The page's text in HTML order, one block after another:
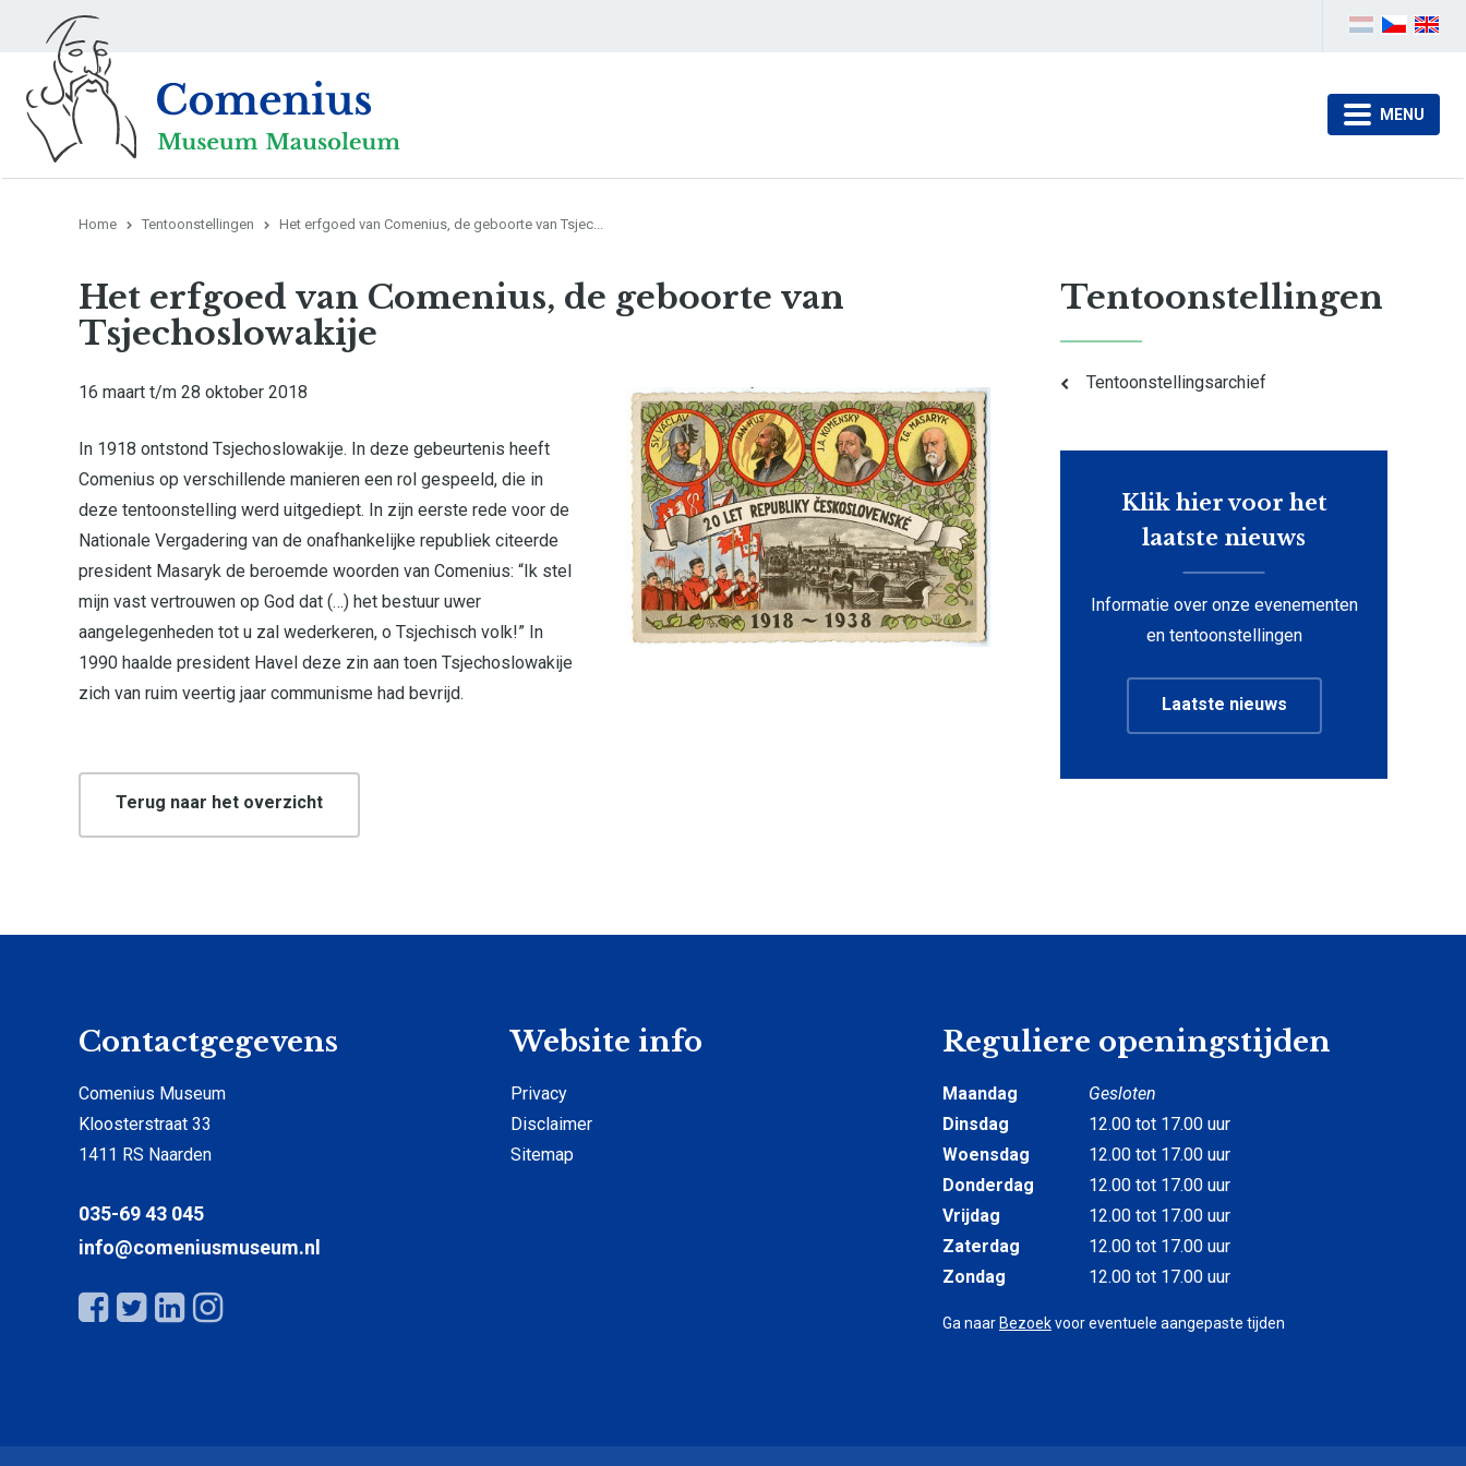
MENU
Home Tentoonstellingen Het erfgoed van Comenius, de geboorte van Tsjec...
Het erfgoed van Comenius, de geboorte van
Tsjechoslowakije
16 maart t/m 28 oktober 2018
In 1918 ontstond Tsjechoslowakije. In deze gebeurtenis heeft
Comenius op verschillende manieren een rol gespeeld, die in
deze tentoonstelling werd uitgediept. In zijn eerste rede voor de
Nationale Vergadering van de onafhankelijke republiek citeerde
president Masaryk de beroemde woorden van Comenius: “Ik stel
mijn vast vertrouwen op God dat (…) het bestuur uwer
aangelegenheden tot u zal wederkeren, o Tsjechisch volk!” In
1990 haalde president Havel deze zin aan toen Tsjechoslowakije
zich van ruim veertig jaar communisme had bevrijd.
Terug naar het overzicht
Tentoonstellingen
Tentoonstellingsarchief
Klik hier voor het
laatste nieuws
Informatie over onze evenementen
en tentoonstellingen
Laatste nieuws
Contactgegevens
Comenius Museum
Kloosterstraat 33
1411 RS Naarden
035-69 43 045
info@comeniusmuseum.nl
Website info
Privacy
Disclaimer
Sitemap
Reguliere openingstijden
Maandag
Gesloten
Dinsdag
12.00 tot 17.00 uur
Woensdag
12.00 tot 17.00 uur
Donderdag
12.00 tot 17.00 uur
Vrijdag
12.00 tot 17.00 uur
Zaterdag
12.00 tot 17.00 uur
Zondag
12.00 tot 17.00 uur
Ga naarBezoekvoor eventuele aangepaste tijden